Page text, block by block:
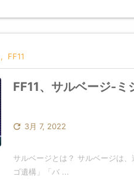
, FF11
FF11、サルベージ-ミ
 3月 7, 2022
サルベージとは？ サルベージは
ゴ遺構」「バ ...